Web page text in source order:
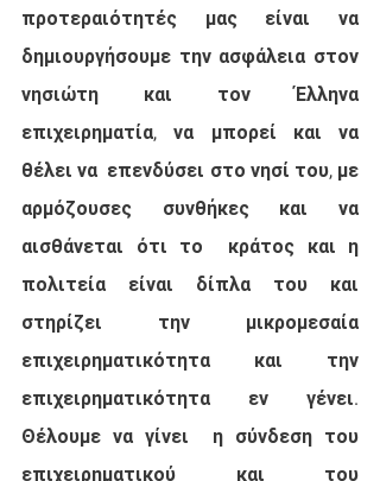
προτεραιότητές μας είναι να
δημιουργήσουμε την ασφάλεια στον
νησιώτη και τον Έλληνα
επιχειρηματία, να μπορεί και να
θέλει να  επενδύσει στο νησί του, με
αρμόζουσες συνθήκες και να
αισθάνεται ότι το  κράτος και η
πολιτεία είναι δίπλα του και
στηρίζει την μικρομεσαία
επιχειρηματικότητα και την
επιχειρηματικότητα εν γένει.
Θέλουμε να γίνει  η σύνδεση του
επιχειρηματικού και του